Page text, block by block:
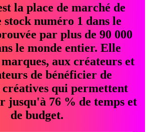
la place de marché de
stock numéro 1 dans le
par plus de 90 000
le monde entier. Elle
aux créateurs et
de bénéficier de
créatives qui permettent
jusqu'à 76 % de temps et
de budget.